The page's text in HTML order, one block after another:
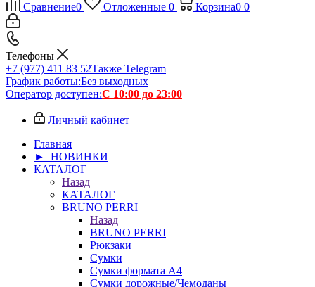
Сравнение0 Отложенные 0 Корзина0 0
Телефоны
+7 (977) 411 83 52Также Telegram
График работы:Без выходных
Оператор доступен:С 10:00 до 23:00
Личный кабинет
Главная
► НОВИНКИ
КАТАЛОГ
Назад
КАТАЛОГ
BRUNO PERRI
Назад
BRUNO PERRI
Рюкзаки
Сумки
Сумки формата А4
Сумки дорожные/Чемоданы